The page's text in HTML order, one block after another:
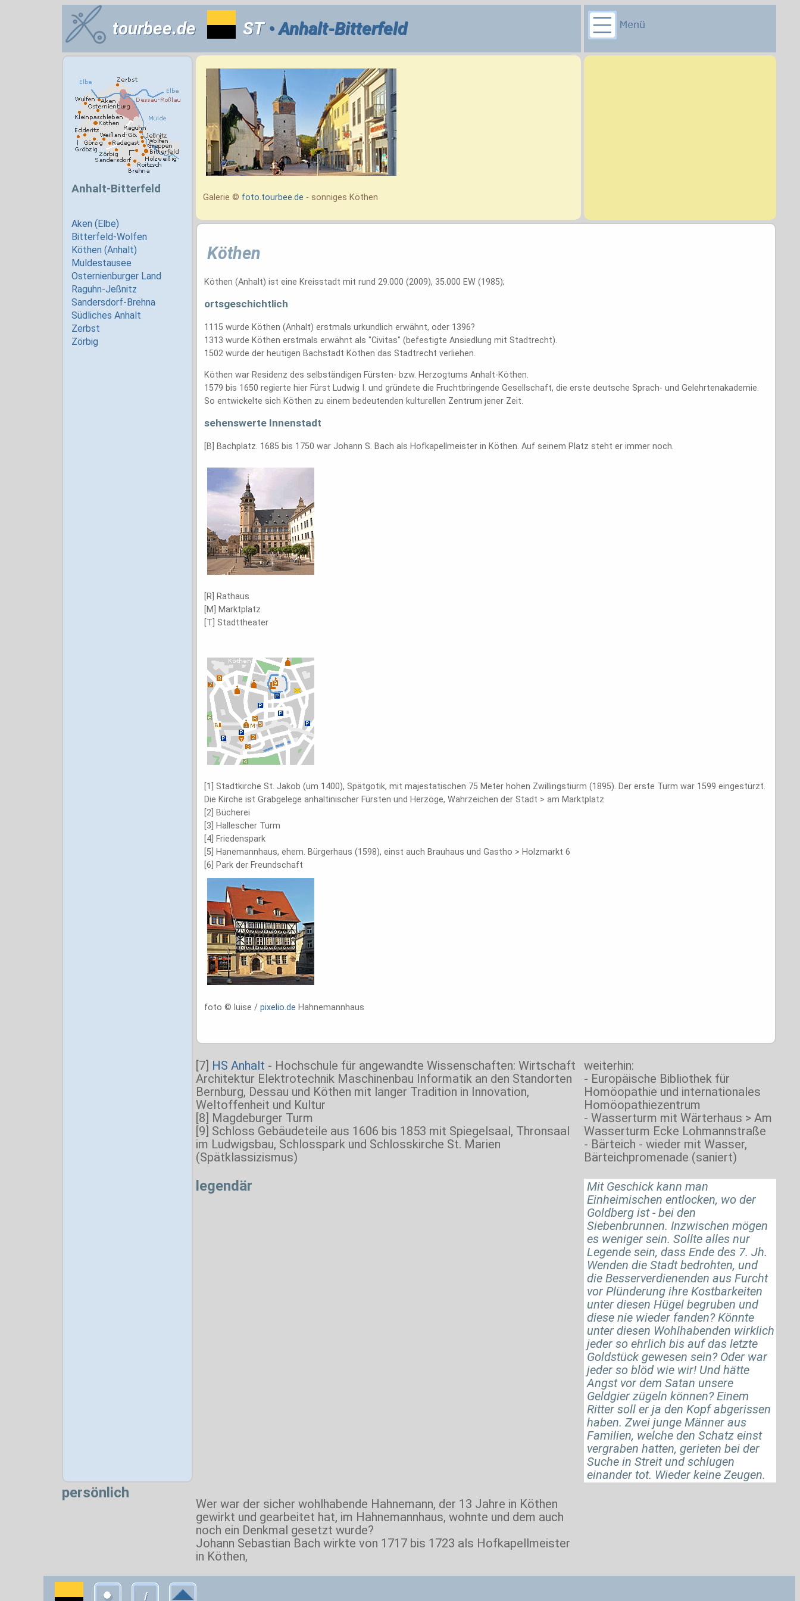
tourbee.de ST• Anhalt-Bitterfeld
Galerie © foto.tourbee.de - sonniges Köthen
Köthen
Köthen (Anhalt) ist eine Kreisstadt mit rund 29.000 (2009), 35.000 EW (1985);
ortsgeschichtlich
1115 wurde Köthen (Anhalt) erstmals urkundlich erwähnt, oder 1396?
1313 wurde Köthen erstmals erwähnt als "Civitas" (befestigte Ansiedlung mit Stadtrecht).
1502 wurde der heutigen Bachstadt Köthen das Stadtrecht verliehen.
Köthen war Residenz des selbständigen Fürsten- bzw. Herzogtums Anhalt-Köthen.
1579 bis 1650 regierte hier Fürst Ludwig I. und gründete die Fruchtbringende Gesellschaft, die erste deutsche Sprach- und Gelehrtenakademie.
So entwickelte sich Köthen zu einem bedeutenden kulturellen Zentrum jener Zeit.
sehenswerte Innenstadt
[B] Bachplatz. 1685 bis 1750 war Johann S. Bach als Hofkapellmeister in Köthen. Auf seinem Platz steht er immer noch.
[R] Rathaus
[M] Marktplatz
[T] Stadttheater
[1] Stadtkirche St. Jakob (um 1400), Spätgotik, mit majestatischen 75 Meter hohen Zwillingstiurm (1895). Der erste Turm war 1599 eingestürzt.
Die Kirche ist Grabgelege anhaltinischer Fürsten und Herzöge, Wahrzeichen der Stadt > am Marktplatz
[2] Bücherei
[3] Hallescher Turm
[4] Friedenspark
[5] Hanemannhaus, ehem. Bürgerhaus (1598), einst auch Brauhaus und Gastho > Holzmarkt 6
[6] Park der Freundschaft
foto © luise / pixelio.de Hahnemannhaus
[7] HS Anhalt - Hochschule für angewandte Wissenschaften: Wirtschaft
Architektur Elektrotechnik Maschinenbau Informatik an den Standorten
Bernburg, Dessau und Köthen mit langer Tradition in Innovation,
Weltoffenheit und Kultur
[8] Magdeburger Turm
[9] Schloss Gebäudeteile aus 1606 bis 1853 mit Spiegelsaal, Thronsaal
im Ludwigsbau, Schlosspark und Schlosskirche St. Marien
(Spätklassizismus)
weiterhin:
- Europäische Bibliothek für
Homöopathie und internationales
Homöopathiezentrum
- Wasserturm mit Wärterhaus > Am
Wasserturm Ecke Lohmannstraße
- Bärteich - wieder mit Wasser,
Bärteichpromenade (saniert)
legendär
Mit Geschick kann man
Einheimischen entlocken, wo der
Goldberg ist - bei den
Siebenbrunnen. Inzwischen mögen
es weniger sein. Sollte alles nur
Legende sein, dass Ende des 7. Jh.
Wenden die Stadt bedrohten, und
die Besserverdienenden aus Furcht
vor Plünderung ihre Kostbarkeiten
unter diesen Hügel begruben und
diese nie wieder fanden? Könnte
unter diesen Wohlhabenden wirklich
jeder so ehrlich bis auf das letzte
Goldstück gewesen sein? Oder war
jeder so blöd wie wir! Und hätte
Angst vor dem Satan unsere
Geldgier zügeln können? Einem
Ritter soll er ja den Kopf abgerissen
haben. Zwei junge Männer aus
Familien, welche den Schatz einst
vergraben hatten, gerieten bei der
Suche in Streit und schlugen
einander tot. Wieder keine Zeugen.
persönlich
Wer war der sicher wohlhabende Hahnemann, der 13 Jahre in Köthen
gewirkt und gearbeitet hat, im Hahnemannhaus, wohnte und dem auch
noch ein Denkmal gesetzt wurde?
Johann Sebastian Bach wirkte von 1717 bis 1723 als Hofkapellmeister
in Köthen,
Stadtteile/Eingemeindung